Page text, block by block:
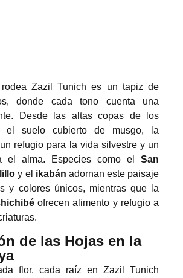
Zazil Tunich es un tapiz de
donde cada tono cuenta una
Desde las altas copas de los
el suelo cubierto de musgo, la
refugio para la vida silvestre y un
el alma. Especies como el San
y el ikabán adornan este paisaje
y colores únicos, mientras que la
ofrecen alimento y refugio a
de las Hojas en la
flor, cada raíz en Zazil Tunich